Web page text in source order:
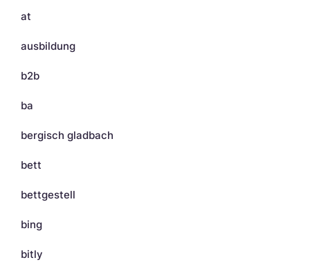
at
ausbildung
b2b
ba
bergisch gladbach
bett
bettgestell
bing
bitly